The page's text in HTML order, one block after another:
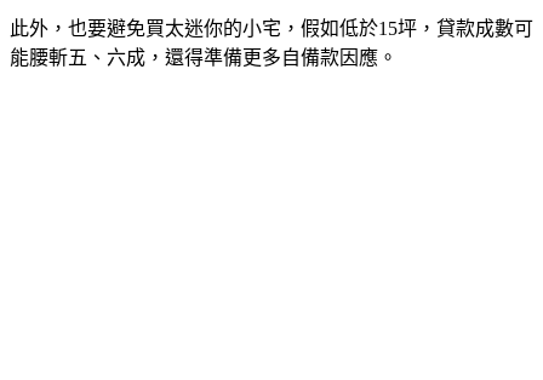
此外，也要避免買太迷你的小宅，假如低於15坪，貸款成數可
能腰斬五、六成，還得準備更多自備款因應。